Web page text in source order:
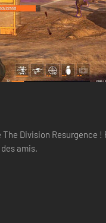
Division
amis.